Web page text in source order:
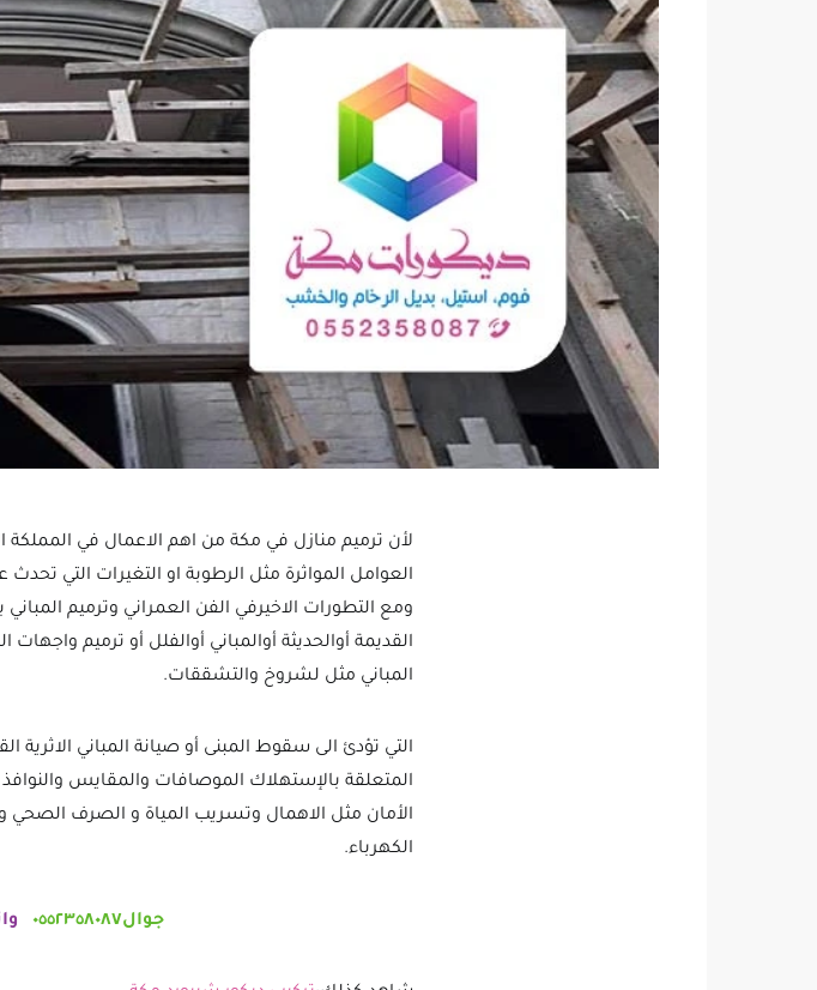
لأن ترميم منازل في مكة من اهم الاعمال في المملكة
العوامل المواثرة مثل الرطوبة او التغيرات التي
ومع التطورات الاخيرفي الفن العمراني وترميم
القديمة أوالحديثة أوالمباني أوالفلل أو ترميم
المباني مثل لشروخ والتشققات.
التي تؤدئ الى سقوط المبنى أو صيانة المباني الاثرية
المتعلقة بالإستهلاك الموصافات والمقايس
الأمان مثل الاهمال وتسريب المياة و الصرف
الكهرباء.
جوال٠٥٥٢٣٥٨٠٨٧